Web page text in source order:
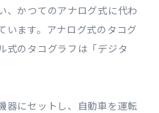
、かつてのアナログ式に代わ
います。アナログ式のタコグ
式のタコグラフは「デジタ
器にセットし、自動車を運転